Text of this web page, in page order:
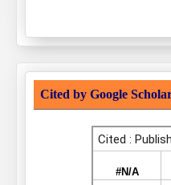
Cited by Google